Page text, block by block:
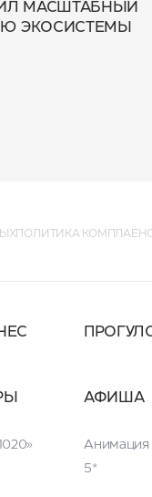
МАСШТАБНЫЙ
ЭКОСИСТЕМЫ
ПОЛИТИКА
АФИША
Анимация
5*